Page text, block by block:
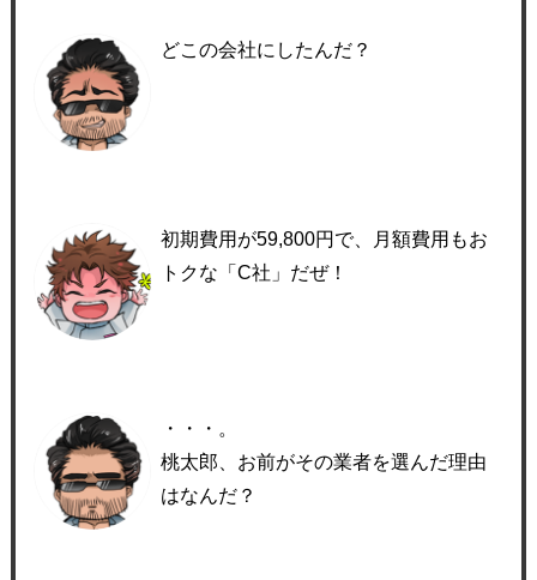
どこの会社にしたんだ？
初期費用が59,800円で、月額費用もお
トクな「C社」だぜ！
・・・。
桃太郎、お前がその業者を選んだ理由
はなんだ？